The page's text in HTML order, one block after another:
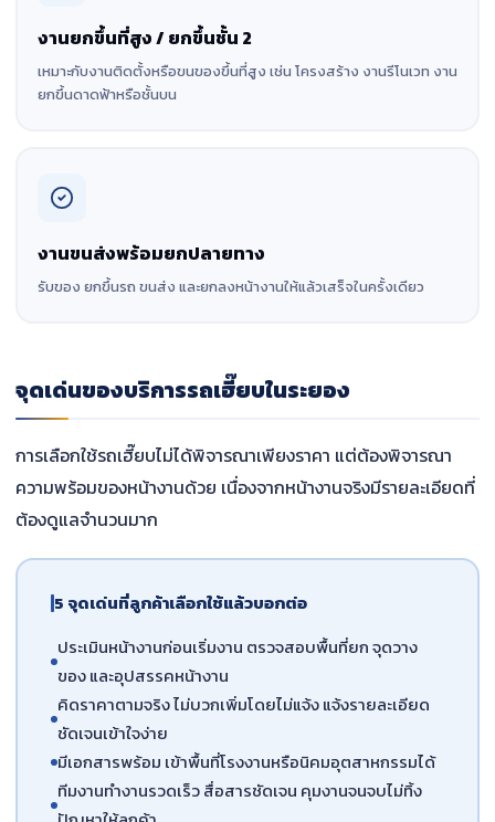
งานยกขึ้นที่สูง / ยกขึ้นชั้น 2
เหมาะกับงานติดตั้งหรือขนของขึ้นที่สูง เช่น โครงสร้าง งานรีโนเวท งาน
ยกขึ้นดาดฟ้าหรือชั้นบน
งานขนส่งพร้อมยกปลายทาง
รับของ ยกขึ้นรถ ขนส่ง และยกลงหน้างานให้แล้วเสร็จในครั้งเดียว
จุดเด่นของบริการรถเฮี๊ยบในระยอง
การเลือกใช้รถเฮี๊ยบไม่ได้พิจารณาเพียงราคา แต่ต้องพิจารณา
ความพร้อมของหน้างานด้วย เนื่องจากหน้างานจริงมีรายละเอียดที่
ต้องดูแลจำนวนมาก
5 จุดเด่นที่ลูกค้าเลือกใช้แล้วบอกต่อ
ประเมินหน้างานก่อนเริ่มงาน ตรวจสอบพื้นที่ยก จุดวาง
ของ และอุปสรรคหน้างาน
คิดราคาตามจริง ไม่บวกเพิ่มโดยไม่แจ้ง แจ้งรายละเอียด
ชัดเจนเข้าใจง่าย
มีเอกสารพร้อม เข้าพื้นที่โรงงานหรือนิคมอุตสาหกรรมได้
ทีมงานทำงานรวดเร็ว สื่อสารชัดเจน คุมงานจนจบไม่ทิ้ง